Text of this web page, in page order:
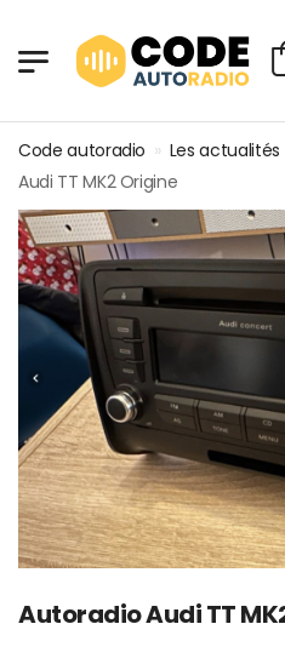
Code autoradio » Les actualités
Audi TT MK2 Origine
Autoradio Audi TT